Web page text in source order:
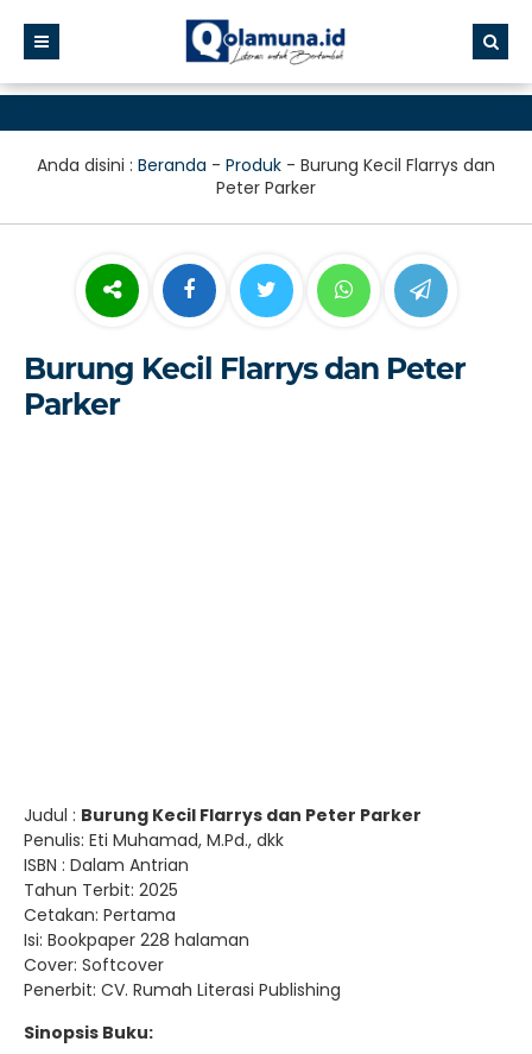
Anda disini : Beranda - Produk - Burung Kecil Flarrys dan
Peter Parker
Burung Kecil Flarrys dan Peter
Parker
Judul : Burung Kecil Flarrys dan Peter Parker
Penulis: Eti Muhamad, M.Pd., dkk
ISBN : Dalam Antrian
Tahun Terbit: 2025
Cetakan: Pertama
Isi: Bookpaper 228 halaman
Cover: Softcover
Penerbit: CV. Rumah Literasi Publishing
Sinopsis Buku: